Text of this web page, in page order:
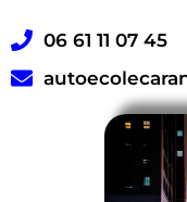
06 61 11 07 45